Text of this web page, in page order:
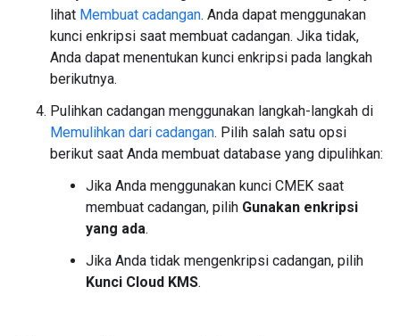
lihat Membuat cadangan. Anda dapat menggunakan
kunci enkripsi saat membuat cadangan. Jika tidak,
Anda dapat menentukan kunci enkripsi pada langkah
berikutnya.
Pulihkan cadangan menggunakan langkah-langkah di
Memulihkan dari cadangan. Pilih salah satu opsi
berikut saat Anda membuat database yang dipulihkan:
Jika Anda menggunakan kunci CMEK saat
membuat cadangan, pilih Gunakan enkripsi
yang ada.
Jika Anda tidak mengenkripsi cadangan, pilih
Kunci Cloud KMS.